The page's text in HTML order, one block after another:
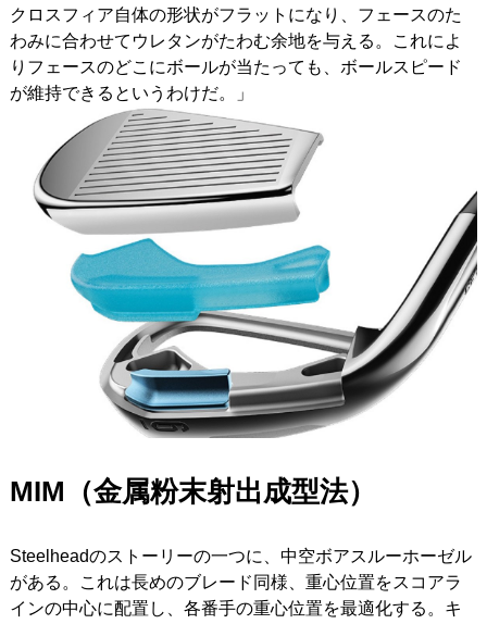
クロスフィア自体の形状がフラットになり、フェースのた
わみに合わせてウレタンがたわむ余地を与える。これによ
りフェースのどこにボールが当たっても、ボールスピード
が維持できるというわけだ。」
MIM（金属粉末射出成型法）
Steelheadのストーリーの一つに、中空ボアスルーホーゼル
がある。これは長めのブレード同様、重心位置をスコアラ
インの中心に配置し、各番手の重心位置を最適化する。キ